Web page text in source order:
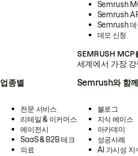
Semrush
Semrush
Semrush 데
데모 신청
SEMRUSH MCP
세계에서 가장
업종별
전문 서비스
리테일 & 이커머스
에이전시
SaaS & B2B 테크
의료
Semrush와 함
블로그
지식 베이스
아카데미
성공사례
AI 가시성 지